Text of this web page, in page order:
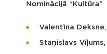
Nominācijā “Kultūra”
Valentīna Deksne
Staņislavs Viļums,